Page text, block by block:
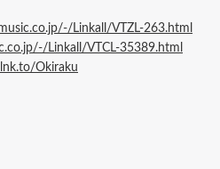
Linkall/VTZL-263.html
Linkall/VTCL-35389.html
Okiraku